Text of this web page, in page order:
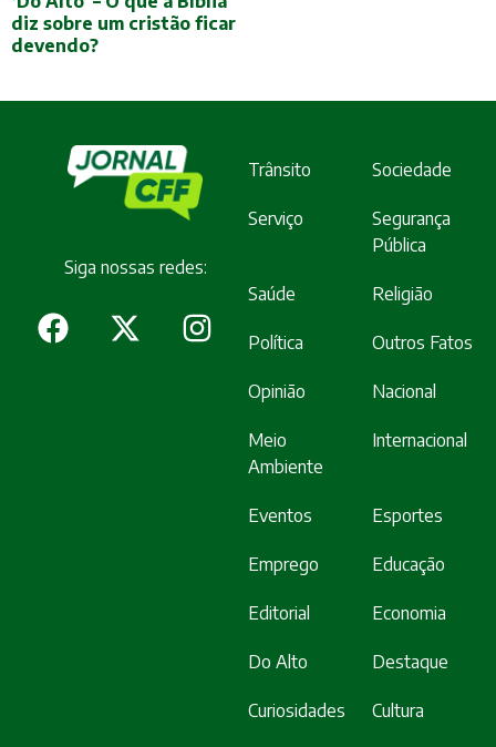
diz sobre um cristão ficar
devendo?
Siga nossas redes:
Trânsito Sociedade
Serviço
Segurança
Pública
Saúde Religião
Política Outros Fatos
Opinião Nacional
Meio
Ambiente
Internacional
Eventos Esportes
Emprego Educação
Editorial Economia
Do Alto Destaque
Curiosidades Cultura